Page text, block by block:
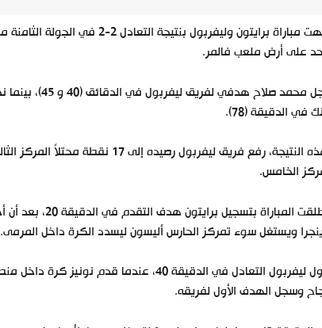
انتهت مباراة برايتون
على أرض ملعب فالمر.
في الدقيقة (78).
الخامس.
انطلقت
ويستغل سوء تمركز الحارس أليسون ليسدد الكرة داخل المرمى.
حاول ليفربول التعادل في الدقيقة 40،
وسجل الهدف الأول لفريقه.